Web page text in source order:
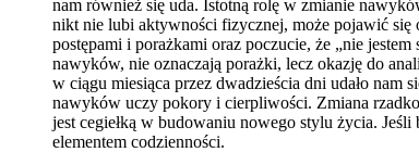
nam również się uda. Istotną rolę w zmianie
nikt nie lubi aktywności fizycznej, może pojawić się
postępami i porażkami oraz poczucie, że „nie
nawyków, nie oznaczają porażki, lecz okazję do
w ciągu miesiąca przez dwadzieścia dni udało nam
nawyków uczy pokory i cierpliwości. Zmiana
jest cegiełką w budowaniu nowego stylu życia.
elementem codzienności.